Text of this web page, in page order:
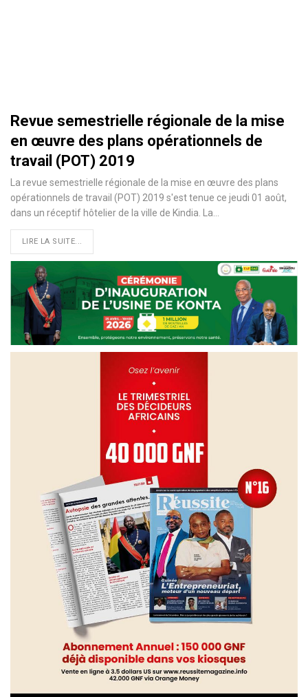
Revue semestrielle régionale de la mise
en œuvre des plans opérationnels de
travail (POT) 2019
La revue semestrielle régionale de la mise en œuvre des plans
opérationnels de travail (POT) 2019 s'est tenue ce jeudi 01 août,
dans un réceptif hôtelier de la ville de Kindia. La
LIRE LA SUITE...